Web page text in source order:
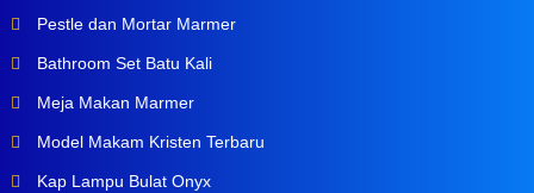
Pestle dan Mortar Marmer
Bathroom Set Batu Kali
Meja Makan Marmer
Model Makam Kristen Terbaru
Kap Lampu Bulat Onyx